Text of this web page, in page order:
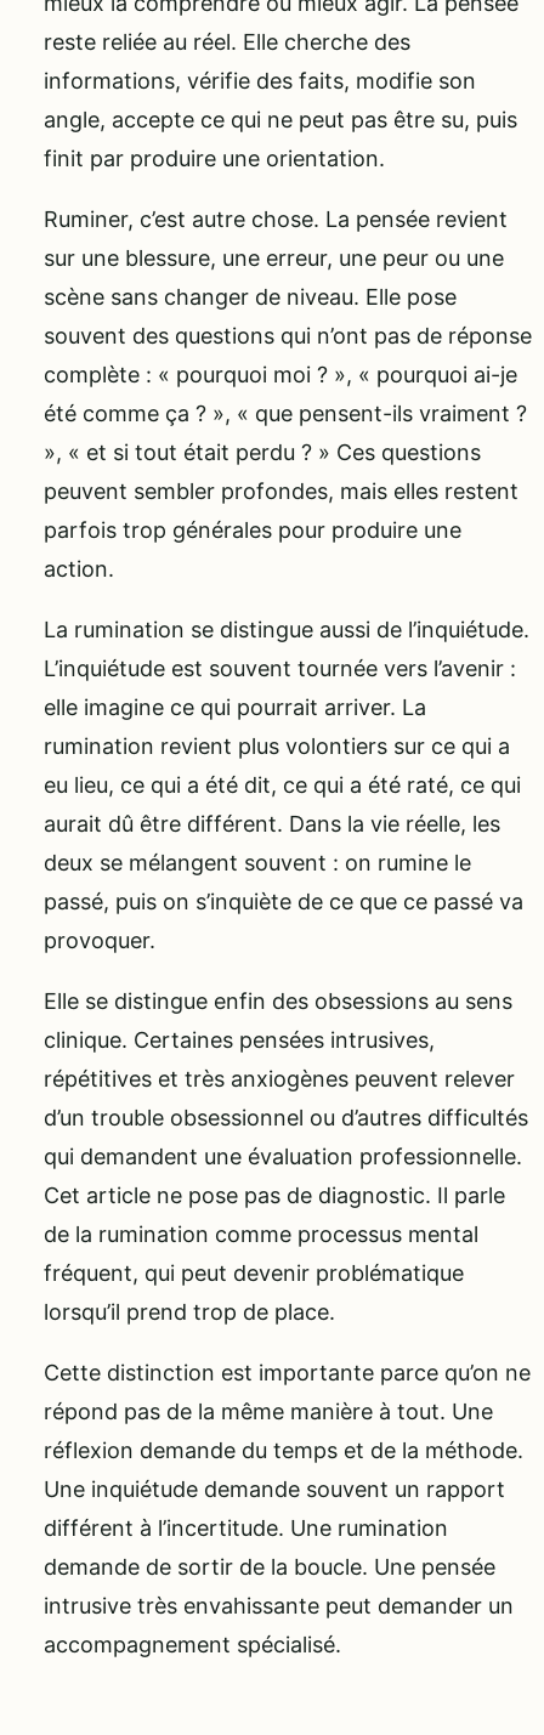
reste reliée au réel. Elle cherche des
informations, vérifie des faits, modifie son
angle, accepte ce qui ne peut pas être su, puis
finit par produire une orientation.
Ruminer, c’est autre chose. La pensée revient
sur une blessure, une erreur, une peur ou une
scène sans changer de niveau. Elle pose
souvent des questions qui n’ont pas de réponse
complète : « pourquoi moi ? », « pourquoi ai-je
été comme ça ? », « que pensent-ils vraiment ?
», « et si tout était perdu ? » Ces questions
peuvent sembler profondes, mais elles restent
parfois trop générales pour produire une
action.
La rumination se distingue aussi de l’inquiétude.
L’inquiétude est souvent tournée vers l’avenir :
elle imagine ce qui pourrait arriver. La
rumination revient plus volontiers sur ce qui a
eu lieu, ce qui a été dit, ce qui a été raté, ce qui
aurait dû être différent. Dans la vie réelle, les
deux se mélangent souvent : on rumine le
passé, puis on s’inquiète de ce que ce passé va
provoquer.
Elle se distingue enfin des obsessions au sens
clinique. Certaines pensées intrusives,
répétitives et très anxiogènes peuvent relever
d’un trouble obsessionnel ou d’autres difficultés
qui demandent une évaluation professionnelle.
Cet article ne pose pas de diagnostic. Il parle
de la rumination comme processus mental
fréquent, qui peut devenir problématique
lorsqu’il prend trop de place.
Cette distinction est importante parce qu’on ne
répond pas de la même manière à tout. Une
réflexion demande du temps et de la méthode.
Une inquiétude demande souvent un rapport
différent à l’incertitude. Une rumination
demande de sortir de la boucle. Une pensée
intrusive très envahissante peut demander un
accompagnement spécialisé.